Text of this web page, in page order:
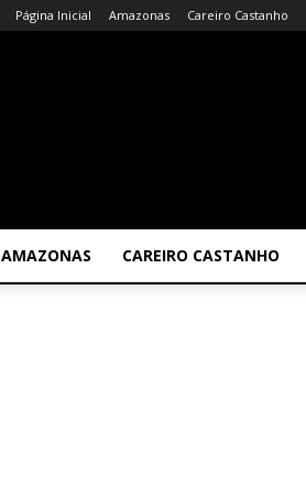
Página Inicial Amazonas Careiro Castanho
AMAZONAS CAREIRO CASTANHO